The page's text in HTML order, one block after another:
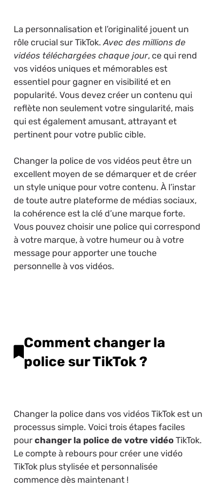
La personnalisation et l’originalité jouent un
rôle crucial sur TikTok.Avec des millions de
vidéos téléchargées chaque jour, ce qui rend
vos vidéos uniques et mémorables est
essentiel pour gagner en visibilité et en
popularité. Vous devez créer un contenu qui
reflète non seulement votre singularité, mais
qui est également amusant, attrayant et
pertinent pour votre public cible.
Changer la police de vos vidéos peut être un
excellent moyen de se démarquer et de créer
un style unique pour votre contenu. À l’instar
de toute autre plateforme de médias sociaux,
la cohérence est la clé d’une marque forte.
Vous pouvez choisir une police qui correspond
à votre marque, à votre humeur ou à votre
message pour apporter une touche
personnelle à vos vidéos.
Comment changer la
police sur TikTok ?
Changer la police dans vos vidéos TikTok est un
processus simple. Voici trois étapes faciles
pourchanger la police de votre vidéoTikTok.
Le compte à rebours pour créer une vidéo
TikTok plus stylisée et personnalisée
commence dès maintenant !